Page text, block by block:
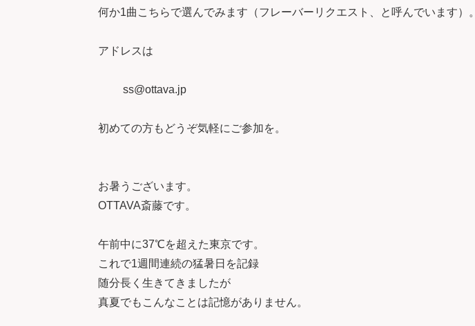
何か1曲こちらで選んでみます（フレーバーリクエスト、と呼んでいます）。
アドレスは
ss@ottava.jp
初めての方もどうぞ気軽にご参加を。
お暑うございます。
OTTAVA斎藤です。
午前中に37℃を超えた東京です。
これで1週間連続の猛暑日を記録
随分長く生きてきましたが
真夏でもこんなことは記憶がありません。